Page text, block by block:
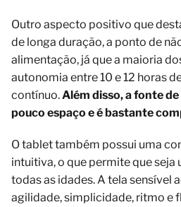
Outro aspecto positivo que
de longa duração, a ponto de
alimentação, já que a maioria
autonomia entre 10 e 12 horas
contínuo. Além disso, a fonte
pouco espaço e é bastante
O tablet também possui uma
intuitiva, o que permite que
todas as idades. A tela sensível
agilidade, simplicidade, ritmo e